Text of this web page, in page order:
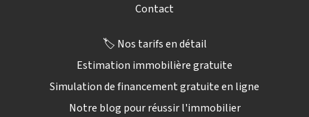
Contact
🏷️ Nos tarifs en détail
Estimation immobilière gratuite
Simulation de financement gratuite en ligne
Notre blog pour réussir l'immobilier